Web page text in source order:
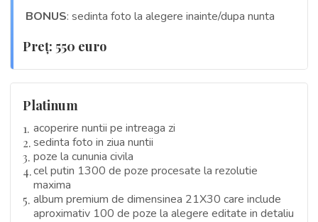
BONUS: sedinta foto la alegere inainte/dupa nunta
Preţ: 550 euro
Platinum
acoperire nuntii pe intreaga zi
sedinta foto in ziua nuntii
poze la cununia civila
cel putin 1300 de poze procesate la rezolutie
maxima
album premium de dimensinea 21X30 care include
aproximativ 100 de poze la alegere editate in detaliu